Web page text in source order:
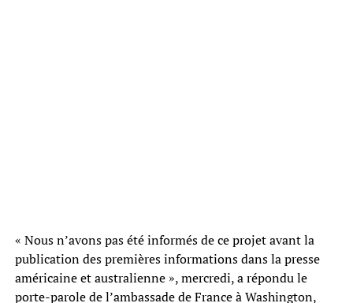
« Nous n’avons pas été informés de ce projet avant la
publication des premières informations dans la presse
américaine et australienne », mercredi, a répondu le
porte-parole de l’ambassade de France à Washington,